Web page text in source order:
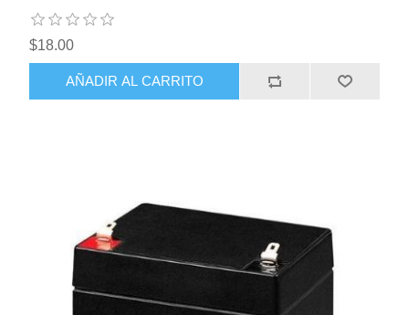
$18.00
AÑADIR AL CARRITO